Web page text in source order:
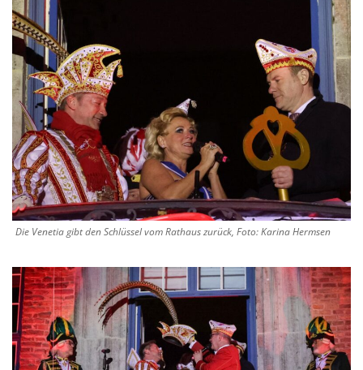
Die Venetia gibt den Schlüssel vom Rathaus zurück, Foto: Karina Hermsen